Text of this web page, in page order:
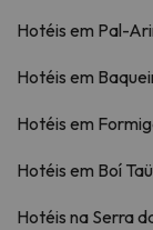
Hotéis em Pal-
Hotéis em
Hotéis em
Hotéis em Boí
Hotéis na Serra